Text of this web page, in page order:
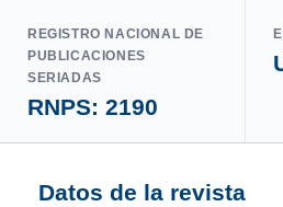
REGISTRO NACIONAL DE
PUBLICACIONES
SERIADAS
RNPS: 2190
Datos de la revista